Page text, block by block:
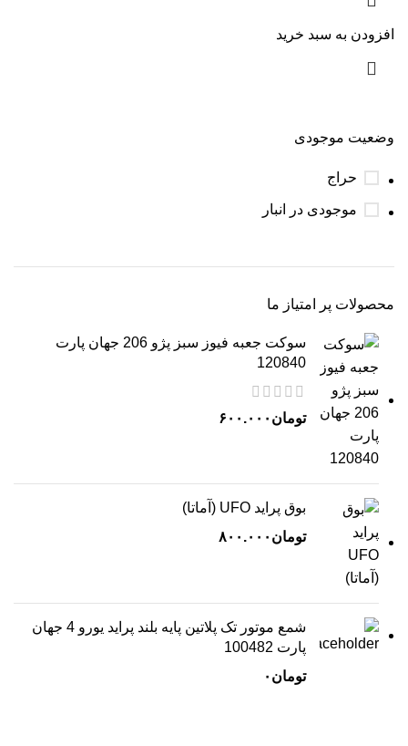
وضعیت موجودی
حراج
موجودی در انبار
محصولات پر امتیاز ما
سوکت جعبه فیوز سبز پژو 206 جهان پارت
120840
تومان ۶۰۰.۰۰۰
بوق پراید UFO (آماتا)
تومان ۸۰۰.۰۰۰
شمع موتور تک پلاتین پایه بلند پراید یورو 4 جهان
پارت 100482
تومان ۰
افزودن به سبد خرید